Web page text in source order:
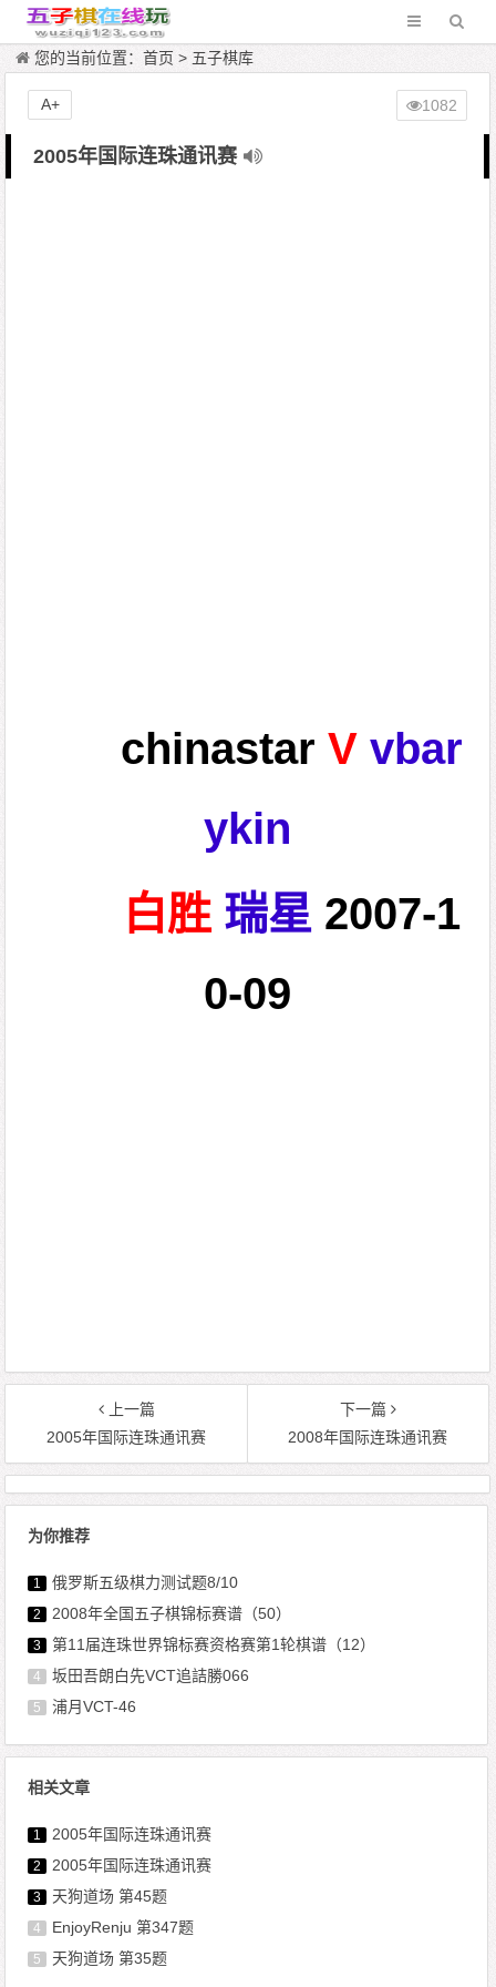
您的当前位置：首页 > 五子棋库
2005年国际连珠通讯赛
chinastar V vbar
ykin
白胜 瑞星 2007-1
0-09
1082
A+
上一篇
2005年国际连珠通讯赛
下一篇
2008年国际连珠通讯赛
为你推荐
1 俄罗斯五级棋力测试题8/10
2 2008年全国五子棋锦标赛谱（50）
3 第11届连珠世界锦标赛资格赛第1轮棋谱（12）
4 坂田吾朗白先VCT追詰勝066
5 浦月VCT-46
相关文章
1 2005年国际连珠通讯赛
2 2005年国际连珠通讯赛
3 天狗道场 第45题
4 EnjoyRenju 第347题
5 天狗道场 第35题